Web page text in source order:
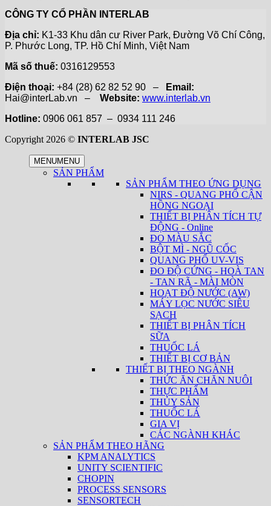
CÔNG TY CỔ PHẦN INTERLAB
Địa chỉ: K1-33 Khu dân cư River Park, Đường Võ Chí Công,
P. Phước Long, TP. Hồ Chí Minh, Việt Nam
Mã số thuế: 0316129553
Điện thoại: +84 (28) 62 82 52 90 –
Email:
Hai@interLab.vn – Website: www.interlab.vn
Hotline: 0906 061 857 – 0934 111 246
Copyright 2026 © INTERLAB JSC
MENUMENU
SẢN PHẨM
SẢN PHẨM THEO ỨNG DỤNG
NIRS - QUANG PHỔ CẬN
HỒNG NGOẠI
THIẾT BỊ PHÂN TÍCH TỰ
ĐỘNG - Online
ĐO MÀU SẮC
BỘT MÌ - NGŨ CỐC
QUANG PHỔ UV-VIS
ĐO ĐỘ CỨNG - HOÀ TAN
- TAN RÃ - MÀI MÒN
HOẠT ĐỘ NƯỚC (AW)
MÁY LỌC NƯỚC SIÊU
SẠCH
THIẾT BỊ PHÂN TÍCH
SỮA
THUỐC LÁ
THIẾT BỊ CƠ BẢN
THIẾT BỊ THEO NGÀNH
THỨC ĂN CHĂN NUÔI
THỰC PHẨM
THỦY SẢN
THUỐC LÁ
GIA VỊ
CÁC NGÀNH KHÁC
SẢN PHẨM THEO HÃNG
KPM ANALYTICS
UNITY SCIENTIFIC
CHOPIN
PROCESS SENSORS
SENSORTECH